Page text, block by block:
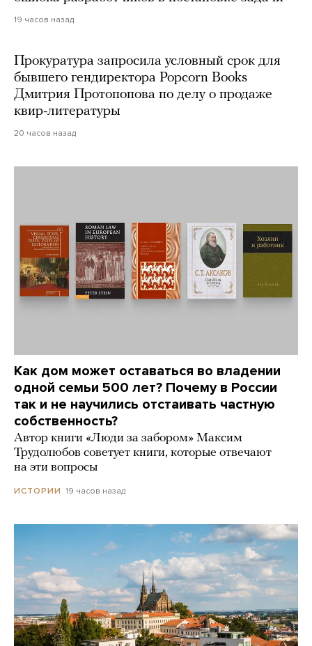
19 часов назад
Прокуратура запросила условный срок для
бывшего гендиректора Popcorn Books
Дмитрия Протопопова по делу о продаже
квир-литературы
20 часов назад
Как дом может оставаться во владении
одной семьи 500 лет? Почему в России
так и не научились отстаивать частную
собственность?
Автор книги «Люди за забором» Максим
Трудолюбов советует книги, которые отвечают
на эти вопросы
ИСТОРИИ 19 часов назад